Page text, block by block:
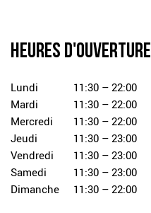
HEURES D'OUVERTURE
Lundi
11:30 – 22:00
Mardi
11:30 – 22:00
Mercredi
11:30 – 22:00
Jeudi
11:30 – 23:00
Vendredi
11:30 – 23:00
Samedi
11:30 – 23:00
Dimanche
11:30 – 22:00